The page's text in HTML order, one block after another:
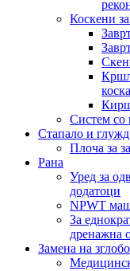
Коскени
коска
Систем со
Стапало и глужд
Плоча за
Рана
Уред за
додатоци
NPWT
За
дренажна
Замена на